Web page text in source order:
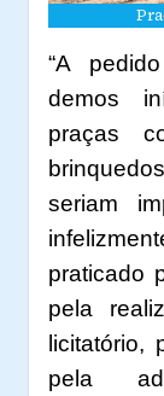
“A
demos
praças
seriam
praticado
pela
licitatório,
pela